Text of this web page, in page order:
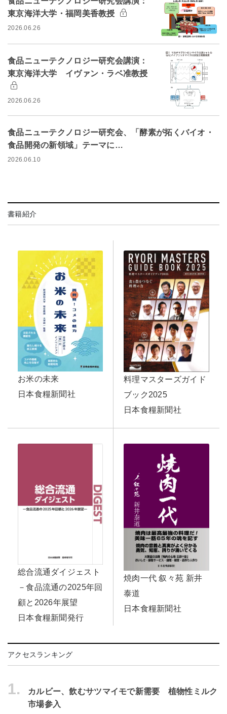
東京海洋大学・福岡美香教授
2026.06.26
食品ニューテクノロジー研究会講演：
東京海洋大学 イヴァン・ラベ准教授
2026.06.26
食品ニューテクノロジー研究会、「酵素が拓くバイオ・
食品開発の新領域」テーマに…
2026.06.10
書籍紹介
お米の未来
日本食糧新聞社
料理マスターズガイド
ブック2025
日本食糧新聞社
総合流通ダイジェスト
－食品流通の2025年回
顧と2026年展望
日本食糧新聞発行
焼肉一代 叙々苑 新井
泰道
日本食糧新聞社
アクセスランキング
1.
カルビー、飲むサツマイモで新需要 植物性ミルク
市場参入